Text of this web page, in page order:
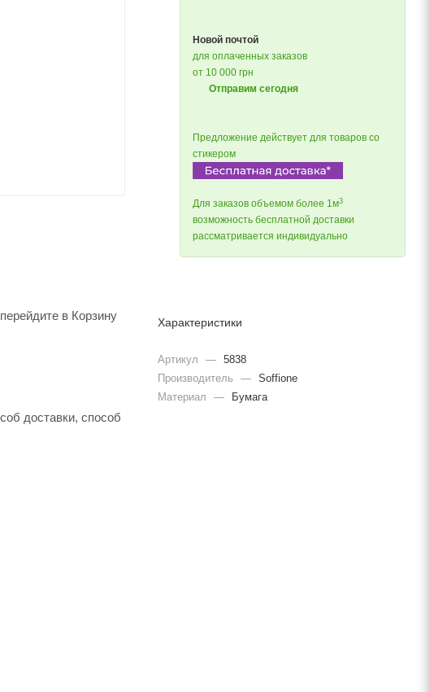
в Корзину
доставки, способ
Новой почтой
для оплаченных заказов
от 10 000 грн
Отправим сегодня
Предложение действует для товаров со
стикером
Для заказов объемом более 1м3
возможность бесплатной доставки
рассматривается индивидуально
Характеристики
Артикул — 5838
Производитель
— Soffione
Материал
— Бумага